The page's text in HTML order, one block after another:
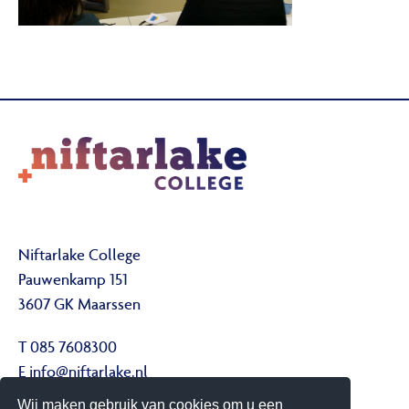
Wij maken gebruik van cookies om u een
Niftarlake College
Pauwenkamp 151
3607 GK Maarssen
T 085 7608300
Einfo@niftarlake.nl